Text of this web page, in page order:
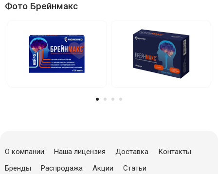
Фото Брейнмакс
О компании Наша лицензия Доставка
Контакты
Бренды
Распродажа Акции
Статьи